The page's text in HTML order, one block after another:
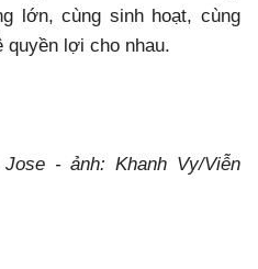
lớn, cùng sinh hoạt, cùng
quyền lợi cho nhau.
- ảnh: Khanh Vy/Viễn